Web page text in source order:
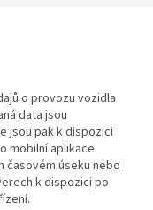
o provozu vozidla
data jsou
jsou pak k dispozici
mobilní aplikace.
časovém úseku nebo
k dispozici po